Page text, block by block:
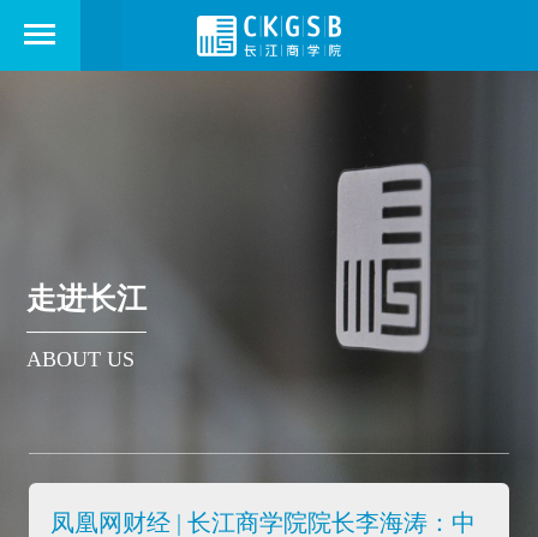
走进长江
ABOUT US
凤凰网财经 | 长江商学院院长李海涛：中